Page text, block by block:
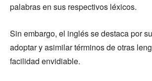
palabras en sus respectivos léxicos.
Sin embargo, el inglés se destaca por
adoptar y asimilar términos de otras
facilidad envidiable.